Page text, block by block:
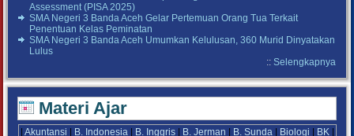
Assessment (PISA 2025)
SMA Negeri 3 Banda Aceh Gelar Pertemuan Orang Tua Terkait
Penentuan Kelas Peminatan
SMA Negeri 3 Banda Aceh Umumkan Kelulusan, 360 Murid Dinyatakan
Lulus
:: Selengkapnya
Materi Ajar
|Akuntansi B. Indonesia B. Inggris B. Jerman B. Sunda Biologi BK